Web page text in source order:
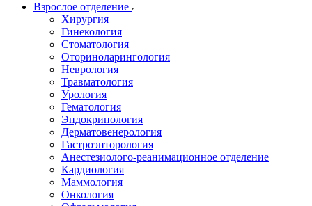
Взрослое отделение
Хирургия
Гинекология
Стоматология
Оториноларингология
Неврология
Травматология
Урология
Гематология
Эндокринология
Дерматовенерология
Гастроэнторология
Анестезиолого-реанимационное отделение
Кардиология
Маммология
Онкология